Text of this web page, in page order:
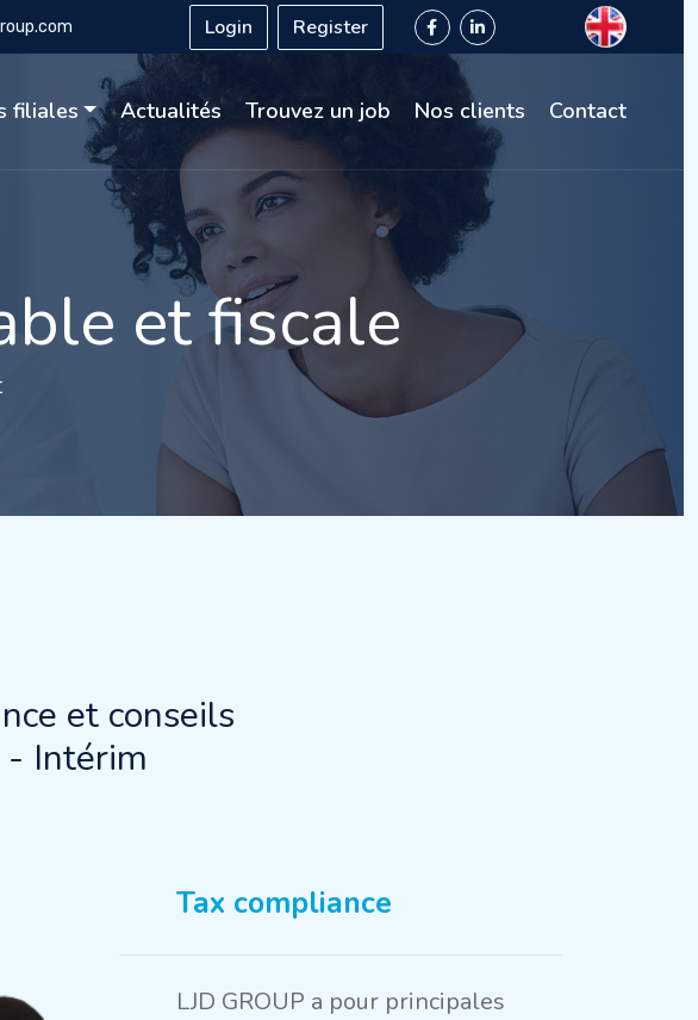
Login Register
filiales Actualités Trouvez un job Nos clients Contact
et fiscale
et conseils
- Intérim
Tax compliance
LJD GROUP a pour principales